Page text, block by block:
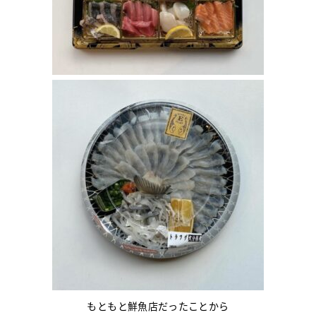
もともと鮮魚店だったことから